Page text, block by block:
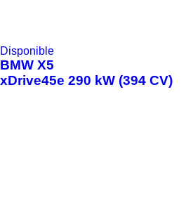
Disponible
BMW X5
xDrive45e 290 kW (394 CV)